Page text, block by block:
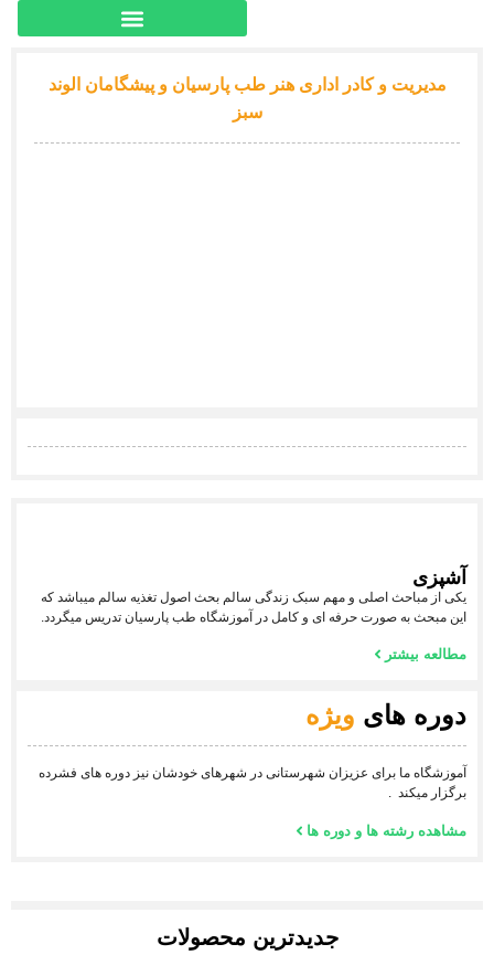
مدیریت و کادر اداری هنر طب پارسیان و پیشگامان الوند
سبز
آشپزی
یکی از مباحث اصلی و مهم سبک زندگی سالم بحث اصول تغذیه سالم میباشد که
این مبحث به صورت حرفه ای و کامل در آموزشگاه طب پارسیان تدریس میگردد.
مطالعه بیشتر
دوره های ویژه
آموزشگاه ما برای عزیزان شهرستانی در شهرهای خودشان نیز دوره های فشرده
برگزار میکند .
مشاهده رشته ها و دوره ها
جدیدترین محصولات